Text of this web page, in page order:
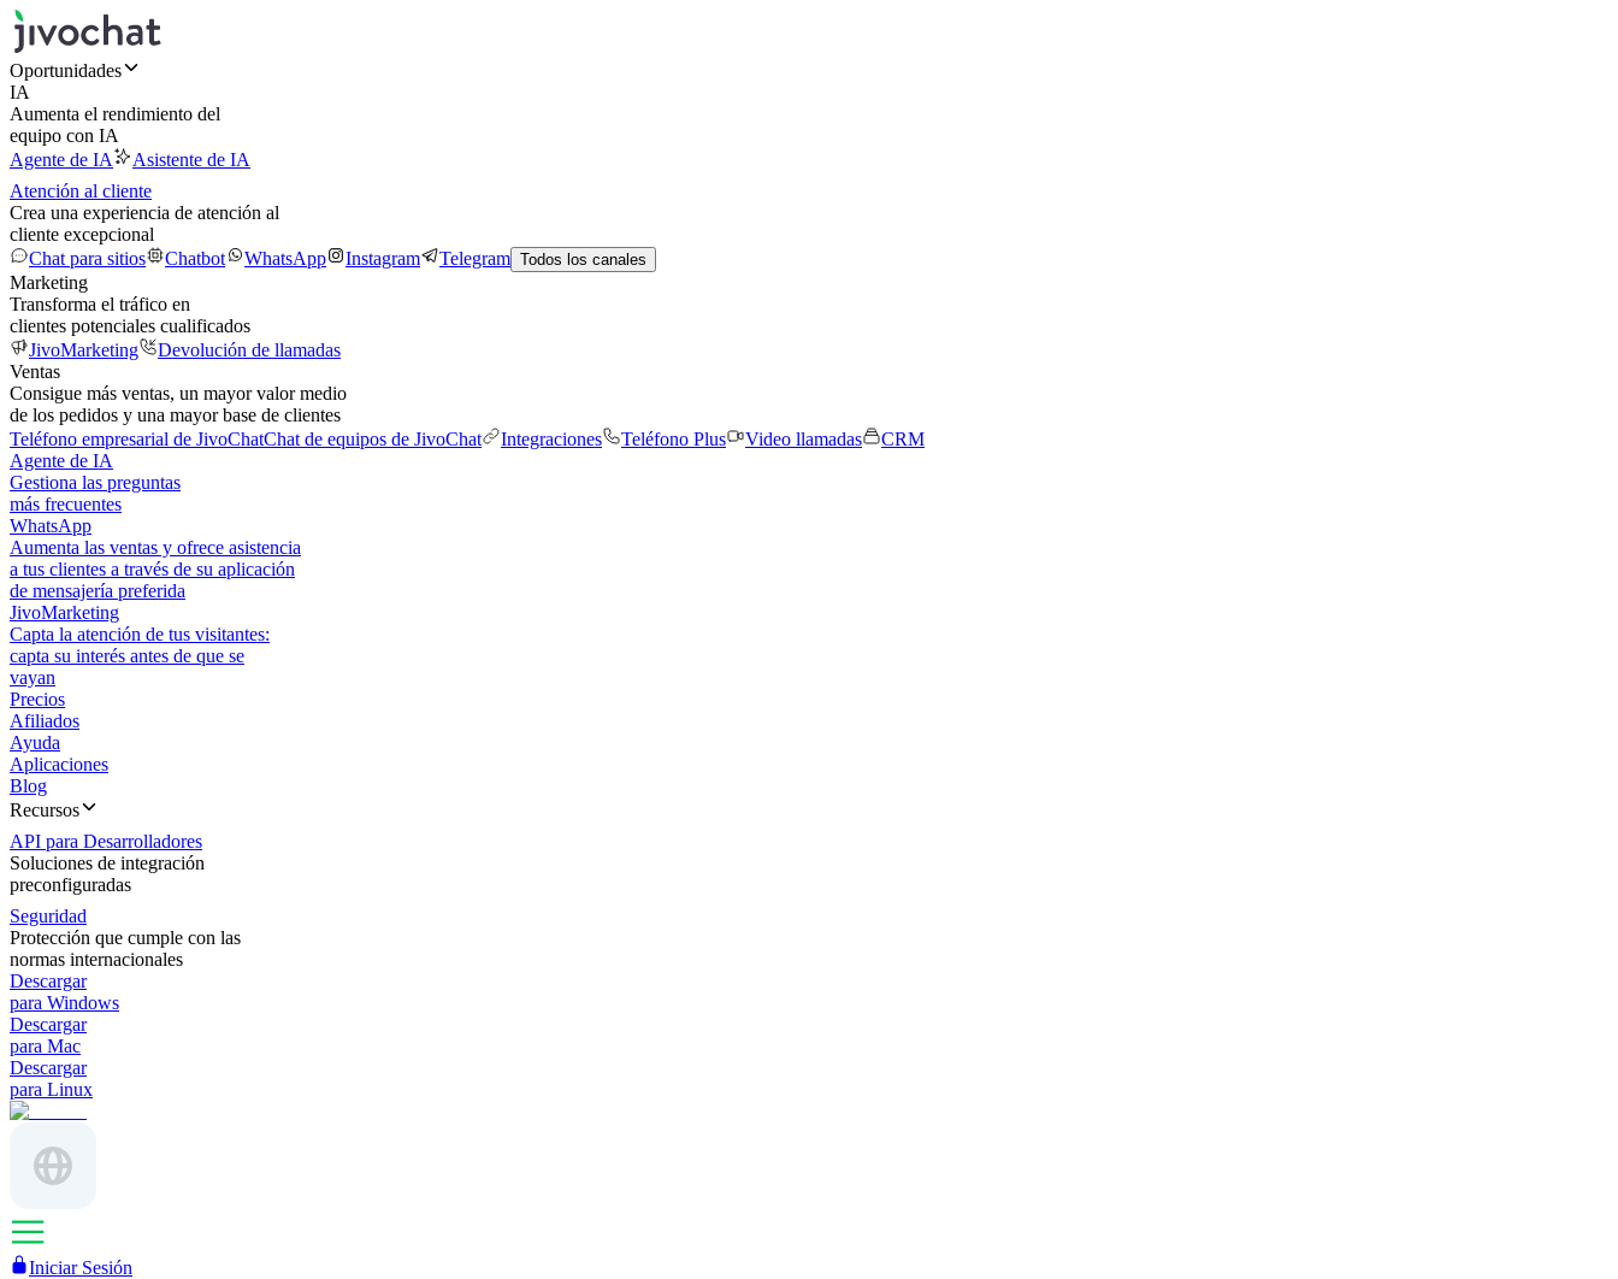
Oportunidades
IA
Aumenta el rendimiento del
equipo con IA
Agente de IA
Asistente de IA
Atención al cliente
Crea una experiencia de atención al
cliente excepcional
Chat para sitios
Chatbot WhatsApp Instagram Telegram Todos los canales
Marketing
Transforma el tráfico en
clientes potenciales cualificados
JivoMarketing
Devolución de llamadas
Ventas
Consigue más ventas, un mayor valor medio
de los pedidos y una mayor base de clientes
Teléfono empresarial de JivoChatChat de equipos de JivoChat Integraciones Teléfono Plus Video llamadas
CRM
Agente de IA
Gestiona las preguntas
más frecuentes
WhatsApp
Aumenta las ventas y ofrece asistencia
a tus clientes a través de su aplicación
de mensajería preferida
JivoMarketing
Capta la atención de tus visitantes:
capta su interés antes de que se
vayan
Precios
Afiliados
Ayuda
Aplicaciones
Blog
Recursos
API para Desarrolladores
Soluciones de integración
preconfiguradas
Seguridad
Protección que cumple con las
normas internacionales
Descargar
para Windows
Descargar
para Mac
Descargar
para Linux
Iniciar Sesión